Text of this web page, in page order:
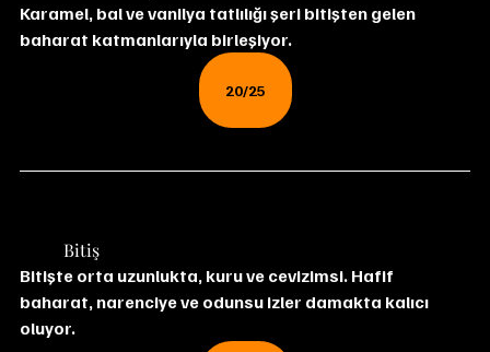
Karamel, bal ve vanilya tatlılığı şeri bitişten gelen
baharat katmanlarıyla birleşiyor.
20/25
	Bitiş
Bitişte orta uzunlukta, kuru ve cevizimsi. Hafif
baharat, narenciye ve odunsu izler damakta kalıcı
oluyor.